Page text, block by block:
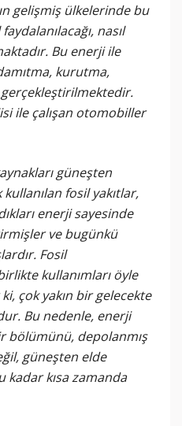
gelişmiş ülkelerinde bu
nasıl
Bu enerji ile
kurutma,
ile çalışan otomobiller
güneşten
fosil yakıtlar,
enerji sayesinde
ve bugünkü
Fosil
kullanımları öyle
çok yakın bir gelecekte
Bu nedenle, enerji
bölümünü, depolanmış
güneşten elde
kısa zamanda